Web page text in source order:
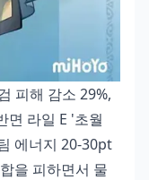
피해 감소 29%,
면 라일 E '초월
에너지 20-30pt
을 피하면서 물